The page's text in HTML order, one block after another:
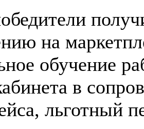
на
обучение
в
льготный